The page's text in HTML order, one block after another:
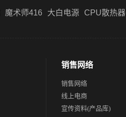
魔术师416 大白电源 CPU散热器
销售网络
销售网络
线上电商
宣传资料(产品库)